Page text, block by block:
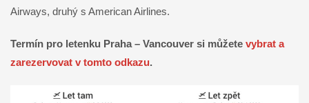
Airways, druhý s American Airlines.
Termín pro letenku Praha – Vancouver si můžete vybrat a
zarezervovat v tomto odkazu.